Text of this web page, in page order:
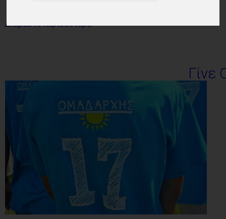
Διαβάστε περισσότερα
Γίνε